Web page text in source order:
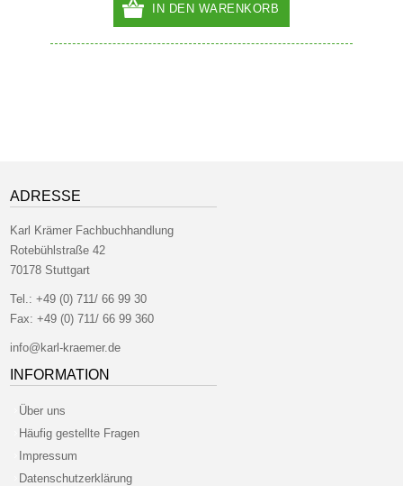
IN DEN WARENKORB
ADRESSE
Karl Krämer Fachbuchhandlung
Rotebühlstraße 42
70178 Stuttgart
Tel.:+49 (0) 711/ 66 99 30
Fax: +49 (0) 711/ 66 99 360
info@karl-kraemer.de
INFORMATION
Über uns
Häufig gestellte Fragen
Impressum
Datenschutzerklärung